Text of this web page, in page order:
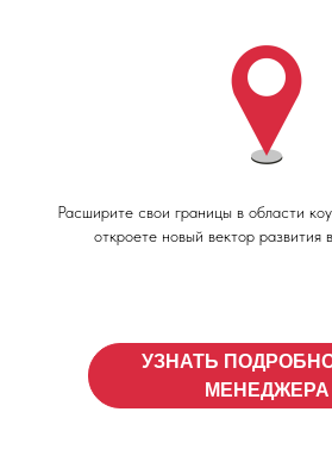
Расширите свои границы в области
откроете новый вектор развития
УЗНАТЬ
МЕНЕДЖЕРА